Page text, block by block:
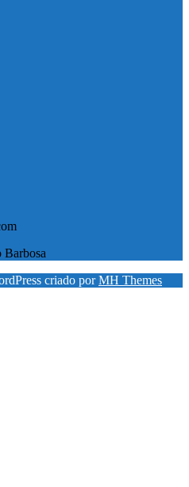
criado porMH Themes